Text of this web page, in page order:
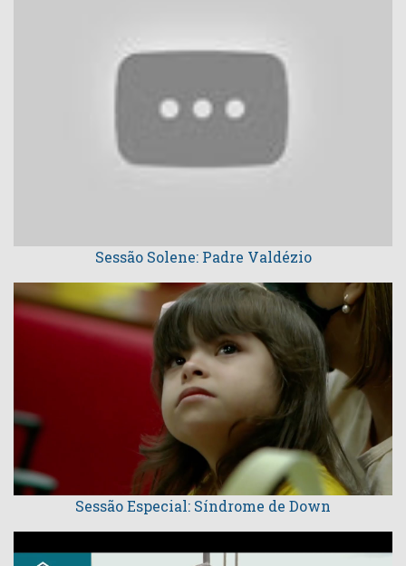
Sessão Solene: Padre Valdézio
Sessão Especial: Síndrome de Down